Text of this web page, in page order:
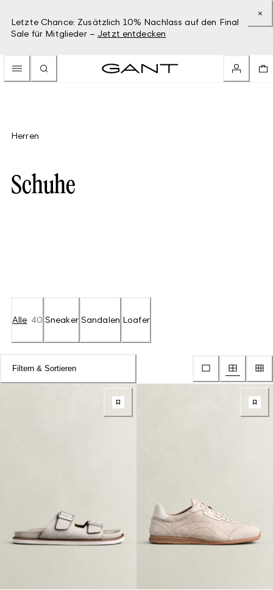
Letzte Chance: Zusätzlich 10% Nachlass auf den Final
Sale für Mitglieder – Jetzt entdecken
Herren
Schuhe
Alle 40 Sneaker Sandalen Loafer
Filtern & Sortieren